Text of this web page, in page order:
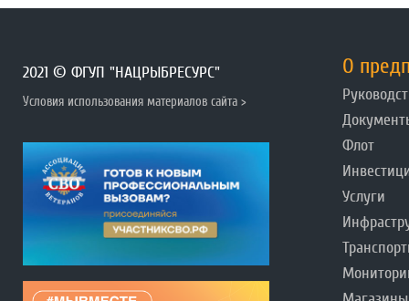
2021 © ФГУП "НАЦРЫБРЕСУРС"
Условия использования материалов сайта >
О
Флот
Услуги